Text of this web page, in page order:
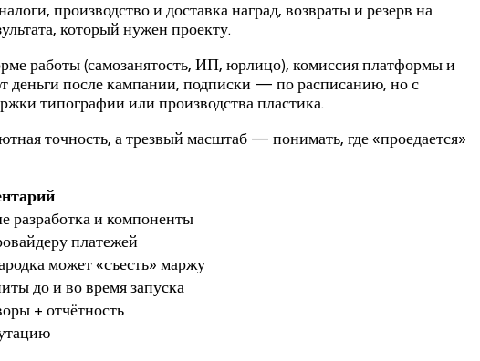
производство и доставка наград, возвраты и резерв на
который нужен проекту.
работы (самозанятость, ИП, юрлицо), комиссия платформы и
деньги после кампании, подписки — по расписанию, но с
типографии или производства пластика.
точность, а трезвый масштаб — понимать, где «проедается»
разработка и компоненты
платежей
может «съесть» маржу
до и во время запуска
+ отчётность